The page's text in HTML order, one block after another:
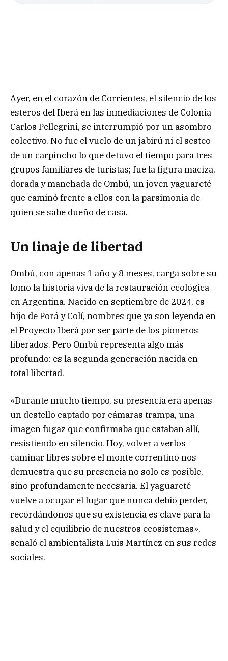
Ayer, en el corazón de Corrientes, el silencio de los
esteros del Iberá en las inmediaciones de Colonia
Carlos Pellegrini, se interrumpió por un asombro
colectivo. No fue el vuelo de un jabirú ni el sesteo
de un carpincho lo que detuvo el tiempo para tres
grupos familiares de turistas; fue la figura maciza,
dorada y manchada de Ombú, un joven yaguareté
que caminó frente a ellos con la parsimonia de
quien se sabe dueño de casa.
Un linaje de libertad
Ombú, con apenas 1 año y 8 meses, carga sobre su
lomo la historia viva de la restauración ecológica
en Argentina. Nacido en septiembre de 2024, es
hijo de Porá y Colí, nombres que ya son leyenda en
el Proyecto Iberá por ser parte de los pioneros
liberados. Pero Ombú representa algo más
profundo: es la segunda generación nacida en
total libertad.
«Durante mucho tiempo, su presencia era apenas
un destello captado por cámaras trampa, una
imagen fugaz que confirmaba que estaban allí,
resistiendo en silencio. Hoy, volver a verlos
caminar libres sobre el monte correntino nos
demuestra que su presencia no solo es posible,
sino profundamente necesaria. El yaguareté
vuelve a ocupar el lugar que nunca debió perder,
recordándonos que su existencia es clave para la
salud y el equilibrio de nuestros ecosistemas»,
señaló el ambientalista Luis Martínez en sus redes
sociales.